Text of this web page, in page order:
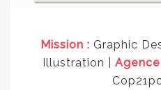
Mission : Graphic
Illustration | Agence